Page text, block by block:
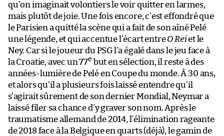
qu’on imaginait volontiers le voir quitter en larmes,
mais plutôt de joie. Une fois encore, c’est effondré que
le Parisien a quitté la scène qui a fait de son aîné Pelé
une légende, et qui accentue l’écart entreO Reiet le
Ney. Car si le joueur du PSG l’a égalé dans le jeu face à
la Croatie, avec un 77e but en sélection, il reste à des
années-lumière de Pelé en Coupe du monde. À 30 ans,
et alors qu’il a plusieurs fois laissé entendre qu’il
s’agirait sûrement de son dernier Mondial, Neymar a
laissé filer sa chance d’y graver son nom. Après le
traumatisme allemand de 2014, l’élimination rageante
de 2018 face à la Belgique en quarts (déjà), le gamin de